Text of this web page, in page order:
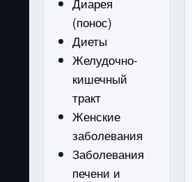
(понос)
Диеты
Желудочно-
кишечный
тракт
Женские
заболевания
Заболевания
печени и